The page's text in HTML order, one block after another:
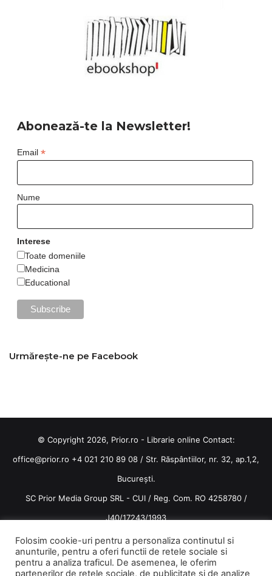
Abonează-te la Newsletter!
Email *
Nume
Interese
Toate domeniile
Medicina
Educational
Urmărește-ne pe Facebook
© Copyright 2026, Prior.ro - Librarie online Contact:
office@prior.ro +4 021 210 89 08 / Str. Răspântiilor, nr. 32, ap.1,2,
București.
SC Prior Media Group SRL - CUI / Reg. Com. RO 4258780 /
J40/17243/1993
Termeni și condiții/ Politica de confidentialitate
Terms and conditions
Folosim cookie-uri pentru a personaliza continutul si
anunturile, pentru a oferi functii de retele sociale si
pentru a analiza traficul. De asemenea, le oferim
partenerilor de retele sociale, de publicitate si de analize